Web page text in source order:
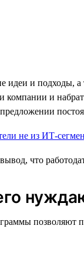
идеи и
компании и
что